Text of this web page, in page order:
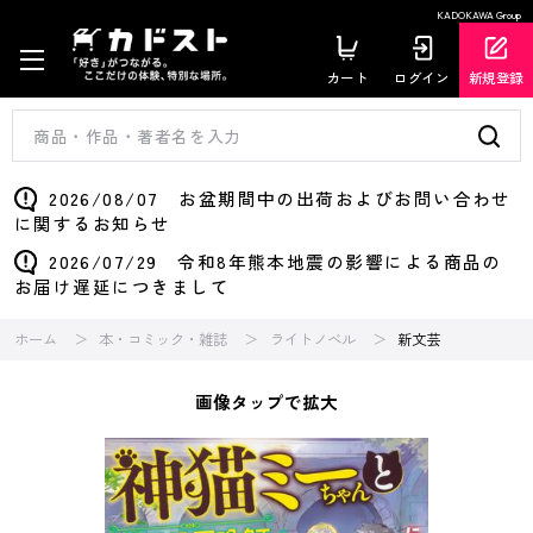
KADOKAWA Group
カート ログイン 新規登録
2026/08/07 お盆期間中の出荷およびお問い合わせ
に関するお知らせ
2026/07/29 令和8年熊本地震の影響による商品の
お届け遅延につきまして
ホーム 本・コミック・雑誌 ライトノベル 新文芸
画像タップで拡大